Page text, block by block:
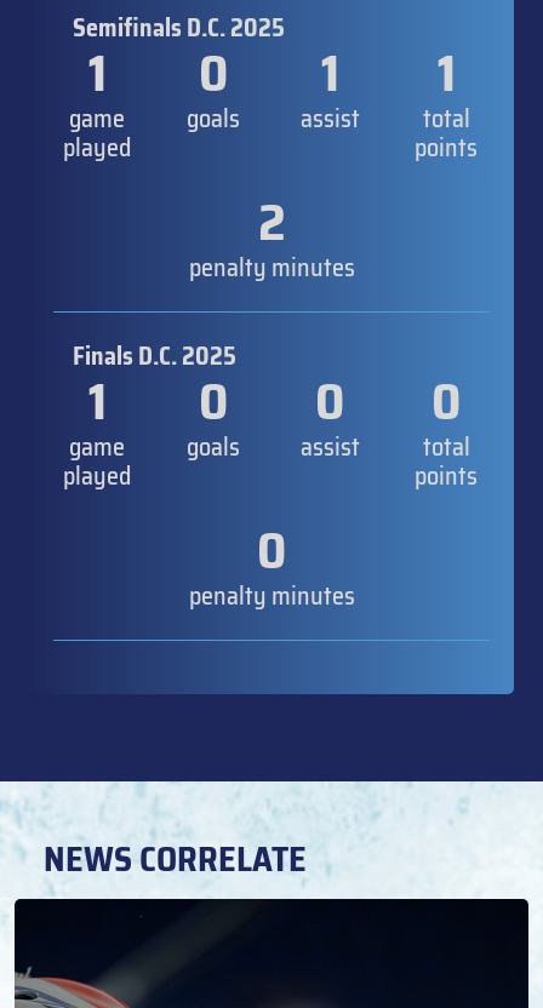
Semifinals D.C. 2025
1
game
played
0
goals
1
assist
1
total
points
2
penalty minutes
Finals D.C. 2025
1
game
played
0
goals
0
assist
0
total
points
0
penalty minutes
NEWS CORRELATE